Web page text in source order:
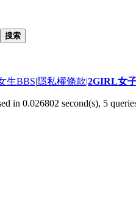
搜索
生BBS|隱私權條款|2GIRL女
in 0.026802 second(s), 5